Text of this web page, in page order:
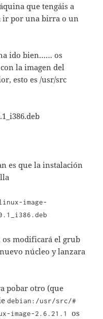
que tengáis a
ir por una birra o un
ido bien…… os
la imagen del
esto es /usr/src
es que la instalación
image-
os modificará el grub
núcleo y lanzara
pobar otro (que
debian:/usr/src/#
image-2.6.21.1os